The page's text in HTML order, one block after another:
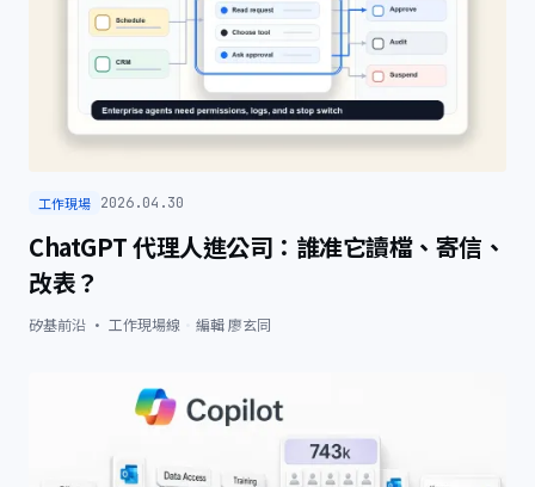
工作現場 2026.04.30
ChatGPT 代理人進公司：誰准它讀檔、寄信、
改表？
矽基前沿 · 工作現場線 編輯廖玄同